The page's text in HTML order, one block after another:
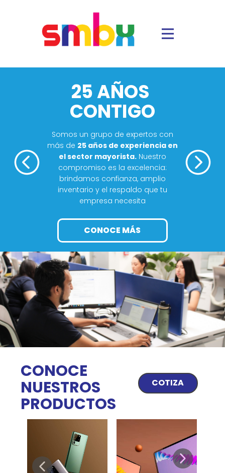
25 AÑOS
CONTIGO
Somos un grupo de expertos con
más de 25 años de experiencia en
el sector mayorista. Nuestro
compromiso es la excelencia:
brindamos confianza, amplio
inventario y el respaldo que tu
empresa necesita
CONOCE MÁS
CONOCE
NUESTROS
PRODUCTOS
COTIZA